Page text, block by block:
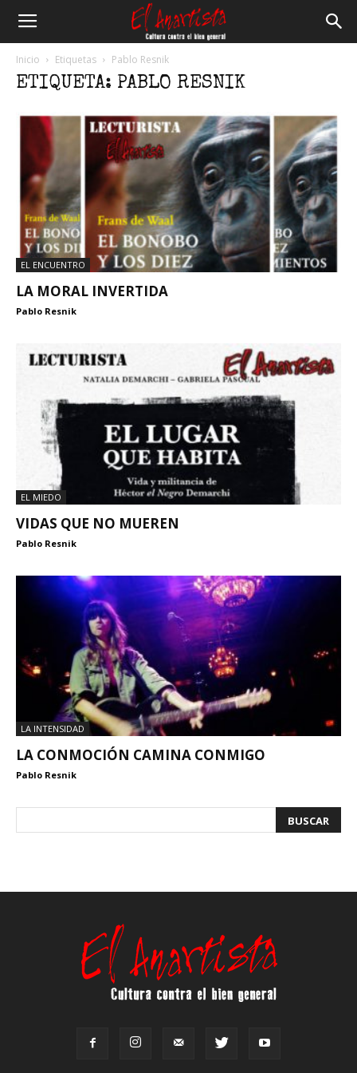
Inicio Etiquetas Pablo Resnik
ETIQUETA: PABLO RESNIK
EL ENCUENTRO
LA MORAL INVERTIDA
Pablo Resnik
EL MIEDO
VIDAS QUE NO MUEREN
Pablo Resnik
LA INTENSIDAD
LA CONMOCIÓN CAMINA CONMIGO
Pablo Resnik